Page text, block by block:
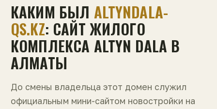
КАКИМ БЫЛ ALTYNDALA-
QS.KZ: САЙТ ЖИЛОГО
КОМПЛЕКСА ALTYN DALA В
АЛМАТЫ
До смены владельца этот домен служил
официальным мини-сайтом новостройки на